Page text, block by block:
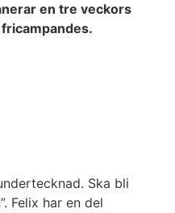
en tre veckors
Ska bli
Felix har en del